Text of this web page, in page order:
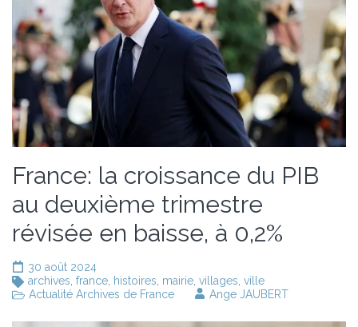
France: la croissance du PIB
au deuxième trimestre
révisée en baisse, à 0,2%
30 août 2024
archives france histoires mairie villages ville
Actualité Archives de France
Ange JAUBERT